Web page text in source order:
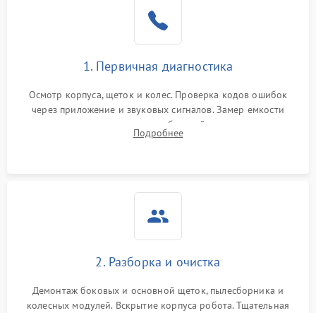
1. Первичная диагностика
Осмотр корпуса, щеток и колес. Проверка кодов ошибок
через приложение и звуковых сигналов. Замер емкости
аккумулятора и тестирование базовой станции зарядки.
Оценка работы лидара, бампера и датчиков падения для
Подробнее
2. Разборка и очистка
Демонтаж боковых и основной щеток, пылесборника и
колесных модулей. Вскрытие корпуса робота. Тщательная